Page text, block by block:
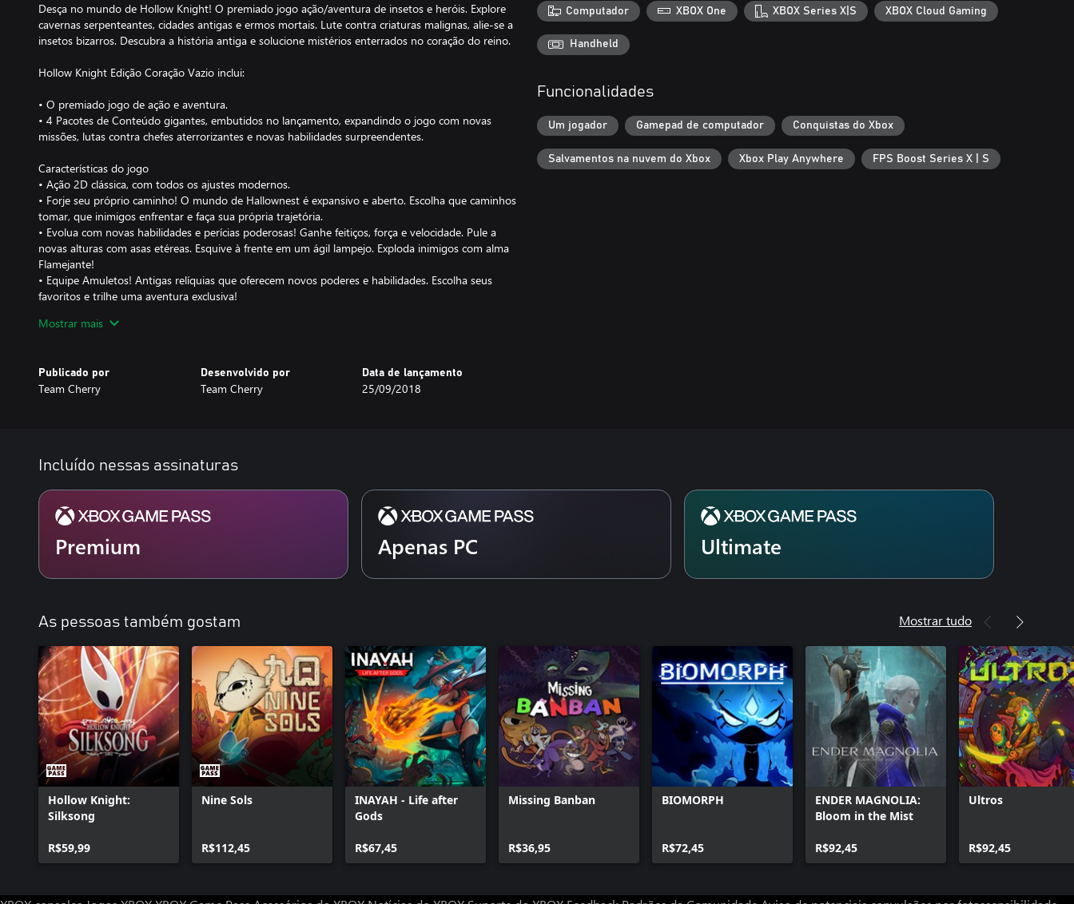
Desça no mundo de Hollow Knight! O premiado jogo ação/aventura de insetos e heróis. Explore
cavernas serpenteantes, cidades antigas e ermos mortais. Lute contra criaturas malignas, alie-se a
insetos bizarros. Descubra a história antiga e solucione mistérios enterrados no coração do reino.
Hollow Knight Edição Coração Vazio inclui:
• O premiado jogo de ação e aventura.
• 4 Pacotes de Conteúdo gigantes, embutidos no lançamento, expandindo o jogo com novas
missões, lutas contra chefes aterrorizantes e novas habilidades surpreendentes.
Características do jogo
• Ação 2D clássica, com todos os ajustes modernos.
• Forje seu próprio caminho! O mundo de Hallownest é expansivo e aberto. Escolha que caminhos
tomar, que inimigos enfrentar e faça sua própria trajetória.
• Evolua com novas habilidades e perícias poderosas! Ganhe feitiços, força e velocidade. Pule a
novas alturas com asas etéreas. Esquive à frente em um ágil lampejo. Exploda inimigos com alma
Flamejante!
• Equipe Amuletos! Antigas relíquias que oferecem novos poderes e habilidades. Escolha seus
favoritos e trilhe uma aventura exclusiva!
tradicionais 2D quadro por quadro.
• Mapeie sua aventura com diversas ferramentas de mapa. Compre bússolas, penas, mapas e
marcadores para aprimorar seu entendimento das diversas paisagens tortuosas de Hollow Knight.
• Sonhos Escondidos: Poderosos inimigos emergem! Novos Chefes. Novos Aprimoramentos. Novas
Músicas.
• A Trupe Grimm: Acenda a Lanterna do Pesadelo. Invoque a Trupe. Nova Grande Missão. Novos
Chefes. Novos Amuletos. Novos Inimigos. Novos Amigos.
• Sangue Vital: Novas ferramentas de mapeamento. Novo Chefe. Chefes Aprimorados. Novas
Músicas. Novos Extras!
• Deus Mestre: Tome o seu lugar entre os Deuses. Novos Chefes. Nova Missão. Novo Modo de
Jogo.
Mostrar mais
Publicado por
Team Cherry
Desenvolvido por
Team Cherry
Data de lançamento
25/09/2018
Computador XBOX One XBOX Series X|S XBOX Cloud Gaming
Handheld
Funcionalidades
Um jogador Gamepad de computador Conquistas do Xbox
Salvamentos na nuvem do Xbox Xbox Play Anywhere FPS Boost Series X | S
Incluído nessas assinaturas
Premium Apenas PC Ultimate
As pessoas também gostam Mostrar tudo
Hollow Knight:
Silksong
R$59,99
Nine Sols
R$112,45
INAYAH - Life after
Gods
R$67,45
Missing Banban
R$36,95
BIOMORPH
R$72,45
ENDER MAGNOLIA:
Bloom in the Mist
R$92,45
Ultros
R$92,45